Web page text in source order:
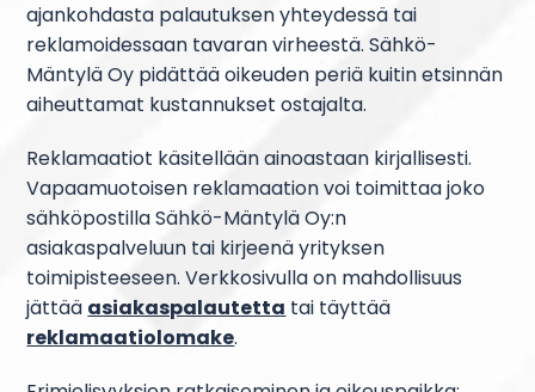
ajankohdasta palautuksen yhteydessä tai
reklamoidessaan tavaran virheestä. Sähkö-
Mäntylä Oy pidättää oikeuden periä kuitin etsinnän
aiheuttamat kustannukset ostajalta.
Reklamaatiot käsitellään ainoastaan kirjallisesti.
Vapaamuotoisen reklamaation voi toimittaa joko
sähköpostilla Sähkö-Mäntylä Oy:n
asiakaspalveluun tai kirjeenä yrityksen
toimipisteeseen. Verkkosivulla on mahdollisuus
jättää asiakaspalautetta tai täyttää
reklamaatiolomake.